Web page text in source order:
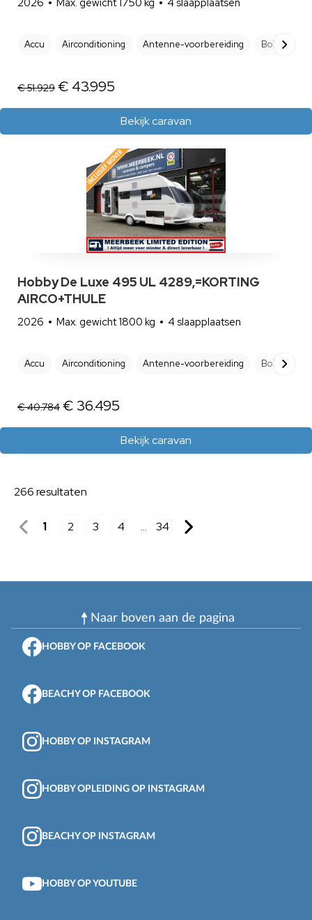
Accu Airconditioning Antenne-voorbereiding Boiler
€ 51.929 € 43.995
Bekijk caravan
Hobby De Luxe 495 UL 4289,=KORTING
AIRCO+THULE
2026 Max. gewicht 1800 kg 4 slaapplaatsen
Accu Airconditioning Antenne-voorbereiding Boiler
€ 40.784 € 36.495
Bekijk caravan
266resultaten
1 2 3 4 ... 34
Naar boven aan de pagina
HOBBY OP FACEBOOK
BEACHY OP FACEBOOK
HOBBY OP INSTAGRAM
HOBBY OPLEIDING OP INSTAGRAM
BEACHY OP INSTAGRAM
HOBBY OP YOUTUBE